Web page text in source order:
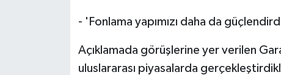
- 'Fonlama yapımızı daha da
Açıklamada görüşlerine yer verilen
uluslararası piyasalarda